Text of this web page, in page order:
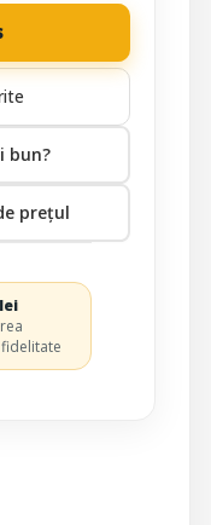
bun?
prețul